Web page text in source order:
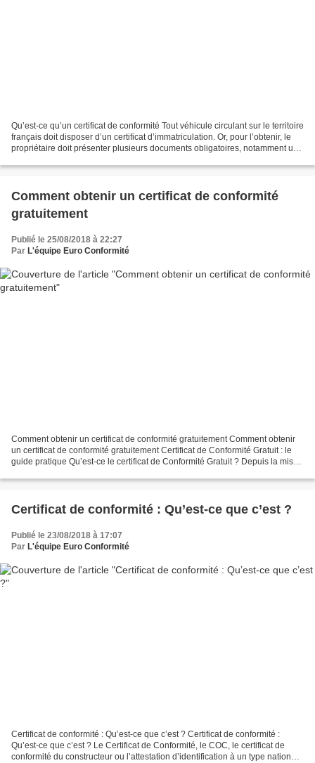
Qu’est-ce qu’un certificat de conformité Tout véhicule circulant sur le territoire
français doit disposer d’un certificat d’immatriculation. Or, pour l’obtenir, le
propriétaire doit présenter plusieurs documents obligatoires, notamment un
Comment obtenir un certificat de conformité
gratuitement
Publié le 25/08/2018 à 22:27
Par L'équipe Euro Conformité
Comment obtenir un certificat de conformité gratuitement Comment obtenir
un certificat de conformité gratuitement Certificat de Conformité Gratuit : le
guide pratique Qu’est-ce le certificat de Conformité Gratuit ? Depuis la mise
Certificat de conformité : Qu’est-ce que c’est ?
Publié le 23/08/2018 à 17:07
Par L'équipe Euro Conformité
Certificat de conformité : Qu’est-ce que c’est ? Certificat de conformité :
Qu’est-ce que c’est ? Le Certificat de Conformité, le COC, le certificat de
conformité du constructeur ou l’attestation d’identification à un type national